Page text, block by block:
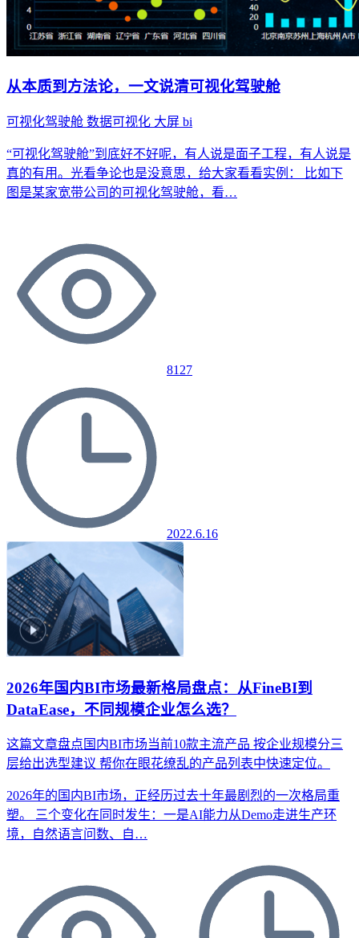
从本质到方法论，一文说清可视化驾驶舱
可视化驾驶舱 数据可视化 大屏 bi
“可视化驾驶舱”到底好不好呢，有人说是面子工程，有人说是
真的有用。光看争论也是没意思，给大家看看实例： 比如下
图是某家宽带公司的可视化驾驶舱，看…
8127
2022.6.16
2026年国内BI市场最新格局盘点：从FineBI到
DataEase，不同规模企业怎么选？
这篇文章盘点国内BI市场当前10款主流产品 按企业规模分三
层给出选型建议 帮你在眼花缭乱的产品列表中快速定位。
2026年的国内BI市场，正经历过去十年最剧烈的一次格局重
塑。 三个变化在同时发生：一是AI能力从Demo走进生产环
境，自然语言问数、自…